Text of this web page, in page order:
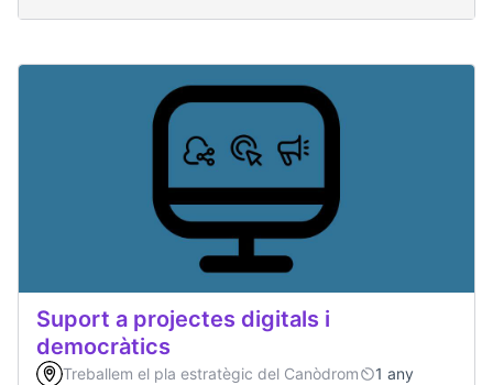
Suport a projectes digitals i
democràtics
Treballem el pla estratègic del Canòdrom
1 any